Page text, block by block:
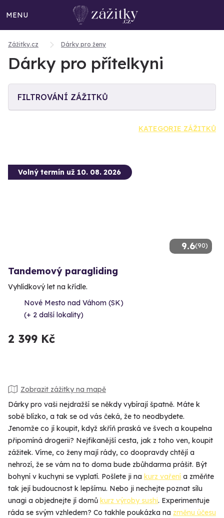
MENU
Zážitky.cz Dárky pro ženy
Dárky pro přítelkyni
FILTROVÁNÍ ZÁŽITKŮ
KATEGORIE ZÁŽITKŮ
9.6(90)
Volný termín už 10. 08. 2026
Tandemový paragliding
Vyhlídkový let na křídle.
Nové Mesto nad Váhom (SK)
(+ 2 další lokality)
2 399 Kč
Zobrazit zážitky na mapě
Dárky pro vaši nejdražší se někdy vybírají špatně. Máte k
sobě blízko, a tak se od vás čeká, že to neodbydete.
Jenomže co jí koupit, když skříň praská ve švech a koupelna
připomíná drogerii? Nejfikanější cesta, jak z toho ven, koupit
zážitek. Víme, co ženy mají rády, co doopravdy chtějí a
nehrozí, že se vám na to doma bude zbůhdarma prášit. Být
bohyní v kuchyni se vyplatí. Pošlete ji na kurz vaření a změňte
tak její budoucnost k lepšímu. Nebo ji nechejte poznat sílu
unagi a objednejte jí domů kurz výroby sushi. Experimentuje
ráda se svým vzhledem? Co takhle poukázka na změnu účesu